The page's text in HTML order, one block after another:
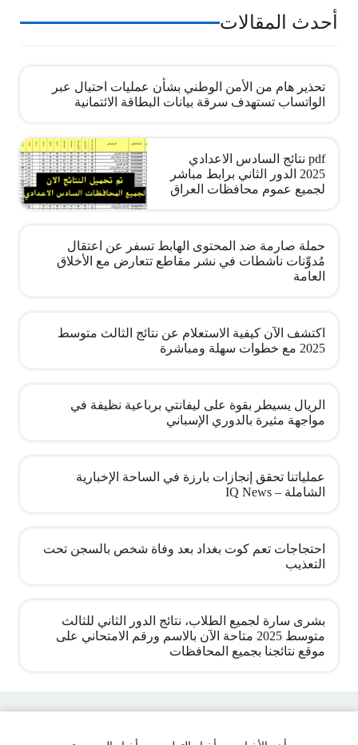
أحدث المقالات
تحذير هام من الأمن الوطني بشأن عمليات احتيال عبر
الواتساب تستهدف سرقة بيانات البطاقة الائتمانية
pdf نتائج السادس الاعدادي
2025 الدور الثاني برابط مباشر
لجميع عموم محافظات العراق
حملة صارمة ضد المحتوى الهابط تسفر عن اعتقال
مُدوِّنات ناشطات في نشر مقاطع تتعارض مع الأخلاق
العامة
اكتشف الآن كيفية الاستعلام عن نتائج الثالث متوسط
2025 مع خطوات سهلة ومباشرة
الريال يسيطر بقوة على ليفانتي برباعية نظيفة في
مواجهة مثيرة بالدوري الإسباني
عملياتنا تحقق إنجازات بارزة في الساحة الإخبارية
الشاملة – IQ News
احتجاجات تعم كوت بغداد بعد وفاة شخص بالسجن تحت
التعذيب
بشرى سارة لجميع الطلاب، نتائج الدور الثاني للثالث
متوسط 2025 متاحة الآن بالاسم ورقم الامتحاني على
موقع نتائجنا بجميع المحافظات